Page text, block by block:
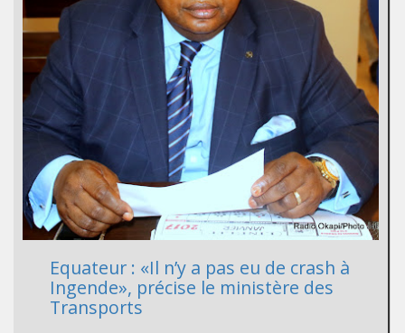
Equateur : «Il n’y a pas eu de crash à
Ingende», précise le ministère des
Transports